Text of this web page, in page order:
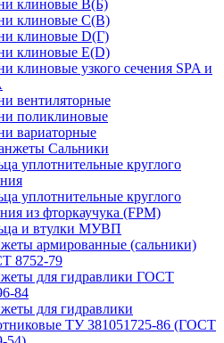
клиновые B(Б)
клиновые C(В)
клиновые D(Г)
клиновые Е(D)
клиновые узкого сечения SPA и
вентиляторные
поликлиновые
вариаторные
Сальники
уплотнительные круглого
уплотнительные круглого
из фторкаучука (FPM)
и втулки МУВП
армированные (сальники)
8752-79
для гидравлики ГОСТ
84
для гидравлики
ТУ 381051725-86 (ГОСТ